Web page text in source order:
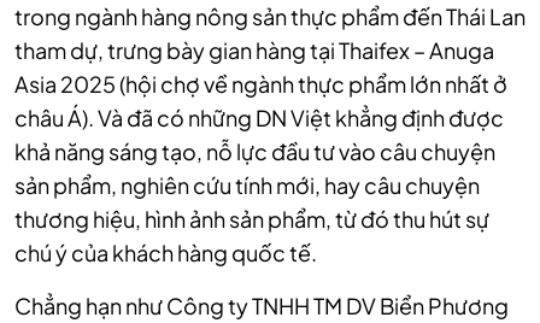
trong ngành hàng nông sản thực phẩm đến Thái Lan
tham dự, trưng bày gian hàng tại Thaifex – Anuga
Asia 2025 (hội chợ về ngành thực phẩm lớn nhất ở
châu Á). Và đã có những DN Việt khẳng định được
khả năng sáng tạo, nỗ lực đầu tư vào câu chuyện
sản phẩm, nghiên cứu tính mới, hay câu chuyện
thương hiệu, hình ảnh sản phẩm, từ đó thu hút sự
chú ý của khách hàng quốc tế.
Chẳng hạn như Công ty TNHH TM DV Biển Phương